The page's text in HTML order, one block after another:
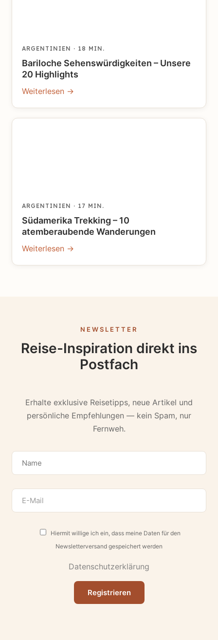
ARGENTINIEN · 18 MIN.
Bariloche Sehenswürdigkeiten – Unsere
20 Highlights
Weiterlesen →
ARGENTINIEN · 17 MIN.
Südamerika Trekking – 10
atemberaubende Wanderungen
Weiterlesen →
NEWSLETTER
Reise-Inspiration direkt ins
Postfach
Erhalte exklusive Reisetipps, neue Artikel und
persönliche Empfehlungen — kein Spam, nur
Fernweh.
Hiermit willige ich ein, dass meine Daten für den
Newsletterversand gespeichert werden
Datenschutzerklärung